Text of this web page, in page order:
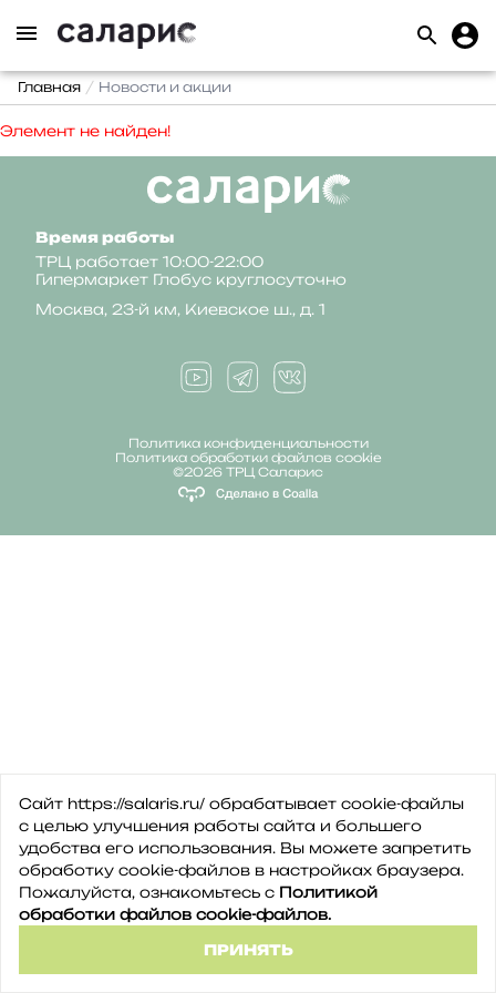
Главная Новости и акции
Элемент не найден!
Время работы
ТРЦ работает 10:00-22:00
Гипермаркет Глобус круглосуточно
Москва, 23-й км, Киевское ш., д. 1
Политика конфиденциальности
Политика обработки файлов cookie
©2026 ТРЦ Саларис
Сайт https://salaris.ru/ обрабатывает cookie-файлы
с целью улучшения работы сайта и большего
удобства его использования. Вы можете запретить
обработку сookie-файлов в настройках браузера.
Пожалуйста, ознакомьтесь с Политикой
обработки файлов cookie-файлов.
ПРИНЯТЬ